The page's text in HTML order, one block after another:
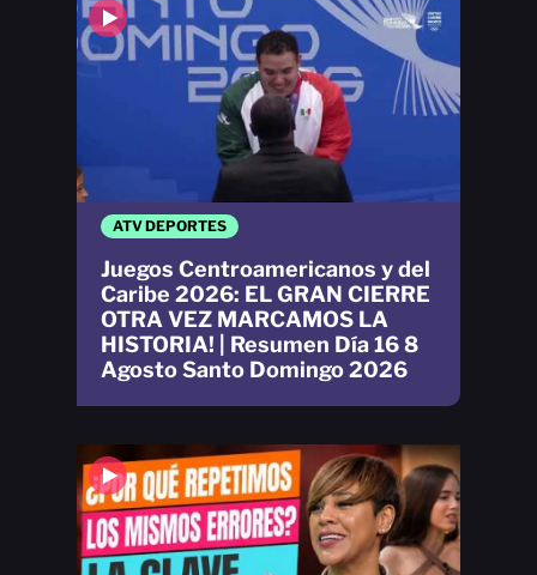
ATV DEPORTES
Juegos Centroamericanos y del
Caribe 2026: EL GRAN CIERRE
OTRA VEZ MARCAMOS LA
HISTORIA! | Resumen Día 16 8
Agosto Santo Domingo 2026